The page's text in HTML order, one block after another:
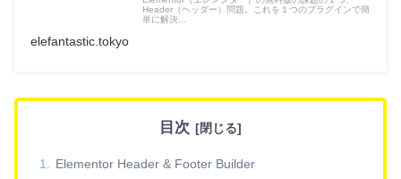
Header（ヘッダー）問題。これを１つのプラグインで簡
単に解決...
elefantastic.tokyo
目次
Elementor Header & Footer Builder